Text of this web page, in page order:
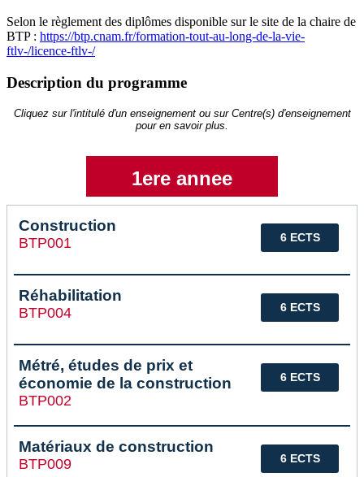
Selon le règlement des diplômes disponible sur le site de la chaire de
BTP : https://btp.cnam.fr/formation-tout-au-long-de-la-vie-
ftlv-/licence-ftlv-/
Description du programme
Cliquez sur l'intitulé d'un enseignement ou sur Centre(s) d'enseignement
pour en savoir plus.
1ere annee
6 ECTS
Construction
BTP001
6 ECTS
Réhabilitation
BTP004
6 ECTS
Métré, études de prix et
économie de la construction
BTP002
6 ECTS
Matériaux de construction
BTP009